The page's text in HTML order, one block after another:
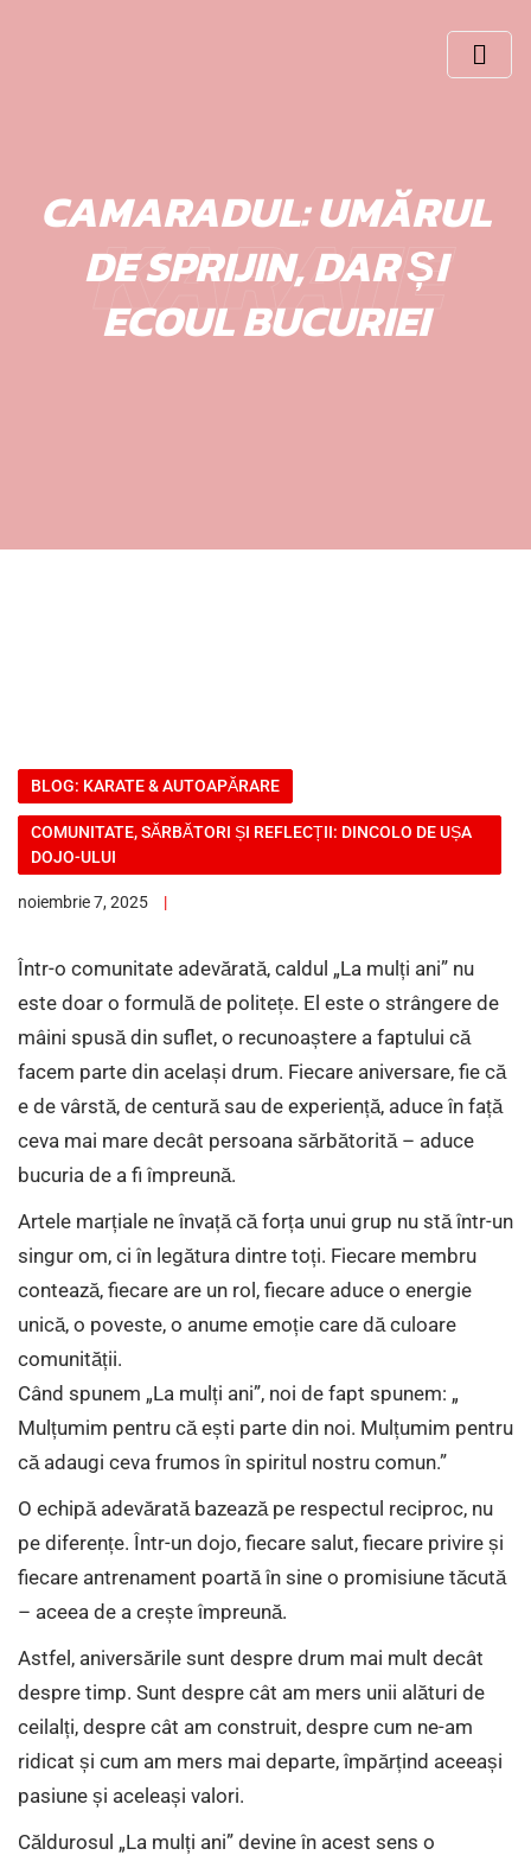
KARATE
CAMARADUL: UMĂRUL
DE SPRIJIN, DAR ȘI
ECOUL BUCURIEI
BLOG: KARATE & AUTOAPĂRARE
COMUNITATE, SĂRBĂTORI ȘI REFLECȚII: DINCOLO DE UȘA
DOJO-ULUI
noiembrie 7, 2025
Într-o comunitate adevărată, caldul „La mulți ani” nu
este doar o formulă de politețe. El este o strângere de
mâini spusă din suflet, o recunoaștere a faptului că
facem parte din același drum. Fiecare aniversare, fie că
e de vârstă, de centură sau de experiență, aduce în față
ceva mai mare decât persoana sărbătorită – aduce
bucuria de a fi împreună.
Artele marțiale ne învață că forța unui grup nu stă într-un
singur om, ci în legătura dintre toți. Fiecare membru
contează, fiecare are un rol, fiecare aduce o energie
unică, o poveste, o anume emoție care dă culoare
comunității.
Când spunem „La mulți ani”, noi de fapt spunem: „
Mulțumim pentru că ești parte din noi. Mulțumim pentru
că adaugi ceva frumos în spiritul nostru comun.”
O echipă adevărată bazează pe respectul reciproc, nu
pe diferențe. Într-un dojo, fiecare salut, fiecare privire și
fiecare antrenament poartă în sine o promisiune tăcută
– aceea de a crește împreună.
Astfel, aniversările sunt despre drum mai mult decât
despre timp. Sunt despre cât am mers unii alături de
ceilalți, despre cât am construit, despre cum ne-am
ridicat și cum am mers mai departe, împărțind aceeași
pasiune și aceleași valori.
Căldurosul „La mulți ani” devine în acest sens o